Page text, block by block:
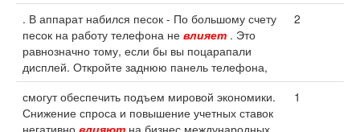
. В аппарат набился песок - По большому счету
песок на работу телефона не влияет . Это
равнозначно тому, если бы вы поцарапали
дисплей. Откройте заднюю панель телефона,
2
смогут обеспечить подъем мировой экономики.
Снижение спроса и повышение учетных ставок
негативно влияют на бизнес международных
1